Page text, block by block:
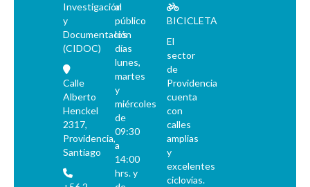
Investigación
y
Documentación
(CIDOC)
Calle
Alberto
Henckel
2317,
Providencia,
Santiago
al
público
los
días
lunes,
martes
y
miércoles
de
09:30
a
14:00
hrs. y
BICICLETA
El
sector
de
Providencia
cuenta
con
calles
amplias
y
excelentes
ciclovías.